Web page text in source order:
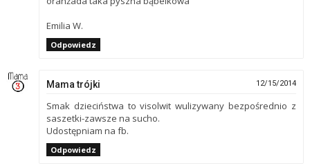
Emilia W.
Odpowiedz
Mama trójki 12/15/2014
Smak dzieciństwa to visolwit wulizywany bezpośrednio z
saszetki-zawsze na sucho.
Udostępniam na fb.
Odpowiedz